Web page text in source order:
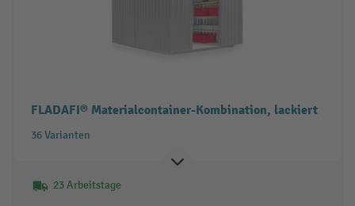
FLADAFI® Materialcontainer-Kombination, lackiert
36 Varianten
23 Arbeitstage